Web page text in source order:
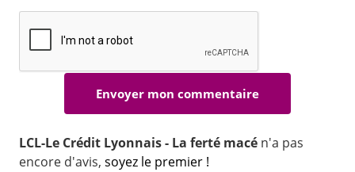
LCL-Le Crédit Lyonnais - La ferté macé n'a pas
encore d'avis, soyez le premier !